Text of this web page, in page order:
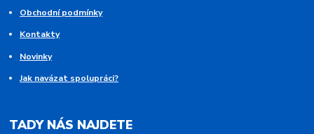
Obchodní podmínky
Kontakty
Novinky
Jak navázat spolupráci?
TADY NÁS NAJDETE